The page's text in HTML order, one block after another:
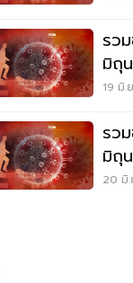
รว
มิถุ
19 มิ.
รว
มิถุ
20 มิ.